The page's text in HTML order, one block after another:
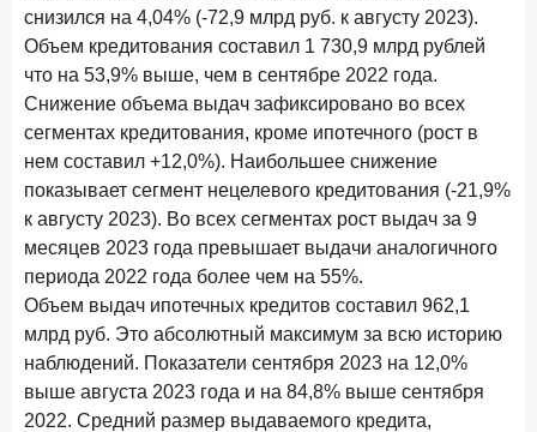
Ипотека в России: итоги июня 2026 года в цифрах
22 июля 2026 года ИССЛЕДОВАНИЕ
Выгодные тарифы на брокерское обслуживание —
существенный фактор выбора брокера
15 июля 2026 года
Клиенты чаще всего узнают о сберегательных
продуктах из рекламы в интернете и на ТВ
9 июля 2026 года
С ростом благосостояния клиентов-сберегателей
увеличивается и склонность к диверсификации
7 июля 2026 года
По итогам июня 2026 года объем выдач кредитов
составил 1 166,4 млрд руб.
снизился на 4,04% (-72,9 млрд руб. к августу 2023).
Объем кредитования составил 1 730,9 млрд рублей
что на 53,9% выше, чем в сентябре 2022 года.
Снижение объема выдач зафиксировано во всех
сегментах кредитования, кроме ипотечного (рост в
нем составил +12,0%). Наибольшее снижение
показывает сегмент нецелевого кредитования (-21,9%
к августу 2023). Во всех сегментах рост выдач за 9
месяцев 2023 года превышает выдачи аналогичного
периода 2022 года более чем на 55%.
Объем выдач ипотечных кредитов составил 962,1
млрд руб. Это абсолютный максимум за всю историю
наблюдений. Показатели сентября 2023 на 12,0%
выше августа 2023 года и на 84,8% выше сентября
2022. Средний размер выдаваемого кредита,